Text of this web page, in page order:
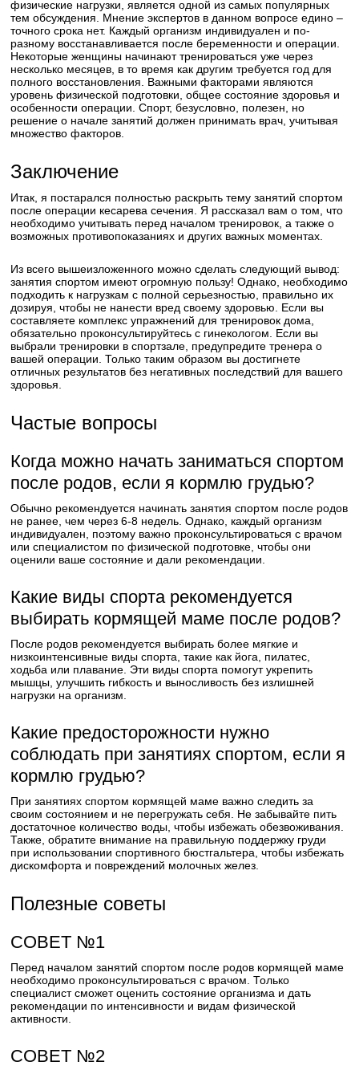
физические нагрузки, является одной из самых популярных
тем обсуждения. Мнение экспертов в данном вопросе едино –
точного срока нет. Каждый организм индивидуален и по-
разному восстанавливается после беременности и операции.
Некоторые женщины начинают тренироваться уже через
несколько месяцев, в то время как другим требуется год для
полного восстановления. Важными факторами являются
уровень физической подготовки, общее состояние здоровья и
особенности операции. Спорт, безусловно, полезен, но
решение о начале занятий должен принимать врач, учитывая
множество факторов.
Заключение
Итак, я постарался полностью раскрыть тему занятий спортом
после операции кесарева сечения. Я рассказал вам о том, что
необходимо учитывать перед началом тренировок, а также о
возможных противопоказаниях и других важных моментах.
Из всего вышеизложенного можно сделать следующий вывод:
занятия спортом имеют огромную пользу! Однако, необходимо
подходить к нагрузкам с полной серьезностью, правильно их
дозируя, чтобы не нанести вред своему здоровью. Если вы
составляете комплекс упражнений для тренировок дома,
обязательно проконсультируйтесь с гинекологом. Если вы
выбрали тренировки в спортзале, предупредите тренера о
вашей операции. Только таким образом вы достигнете
отличных результатов без негативных последствий для вашего
здоровья.
Частые вопросы
Когда можно начать заниматься спортом
после родов, если я кормлю грудью?
Обычно рекомендуется начинать занятия спортом после родов
не ранее, чем через 6-8 недель. Однако, каждый организм
индивидуален, поэтому важно проконсультироваться с врачом
или специалистом по физической подготовке, чтобы они
оценили ваше состояние и дали рекомендации.
Какие виды спорта рекомендуется
выбирать кормящей маме после родов?
После родов рекомендуется выбирать более мягкие и
низкоинтенсивные виды спорта, такие как йога, пилатес,
ходьба или плавание. Эти виды спорта помогут укрепить
мышцы, улучшить гибкость и выносливость без излишней
нагрузки на организм.
Какие предосторожности нужно
соблюдать при занятиях спортом, если я
кормлю грудью?
При занятиях спортом кормящей маме важно следить за
своим состоянием и не перегружать себя. Не забывайте пить
достаточное количество воды, чтобы избежать обезвоживания.
Также, обратите внимание на правильную поддержку груди
при использовании спортивного бюстгальтера, чтобы избежать
дискомфорта и повреждений молочных желез.
Полезные советы
СОВЕТ №1
Перед началом занятий спортом после родов кормящей маме
необходимо проконсультироваться с врачом. Только
специалист сможет оценить состояние организма и дать
рекомендации по интенсивности и видам физической
активности.
СОВЕТ №2